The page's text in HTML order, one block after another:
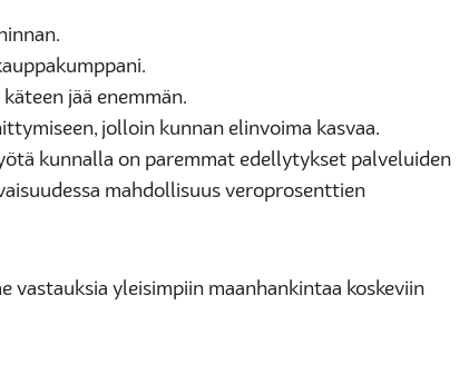
jää enemmän.
jolloin kunnan elinvoima kasvaa.
kunnalla on paremmat edellytykset palveluiden
mahdollisuus veroprosenttien
vastauksia yleisimpiin maanhankintaa koskeviin